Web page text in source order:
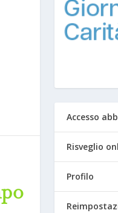
Accesso
Risveglio
Profilo